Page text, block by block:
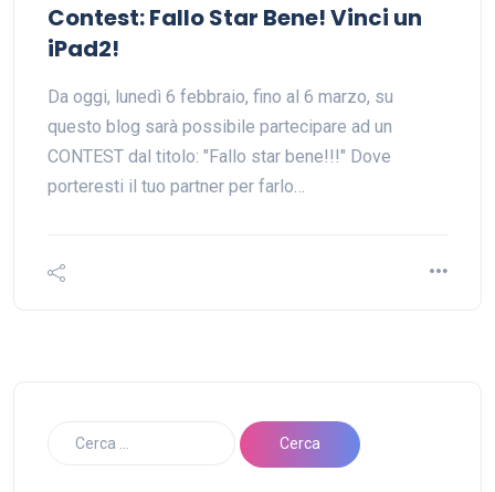
Contest: Fallo Star Bene! Vinci un
iPad2!
Da oggi, lunedì 6 febbraio, fino al 6 marzo, su
questo blog sarà possibile partecipare ad un
CONTEST dal titolo: "Fallo star bene!!!" Dove
porteresti il tuo partner per farlo…